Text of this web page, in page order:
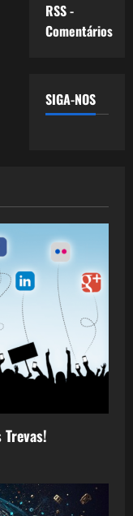
RSS -
Comentários
SIGA-NOS